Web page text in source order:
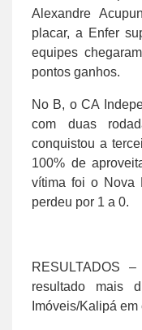
Alexandre
placar, a Enfer
equipes
pontos ganhos.
No B, o CA
com duas
conquistou a
100% de
vítima foi o Nova
perdeu por 1 a 0.
RESULTADOS
resultado mais
Imóveis/Kalipá